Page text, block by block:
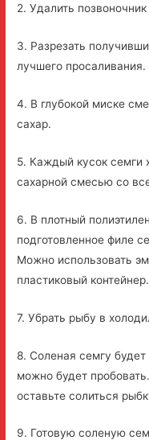
2. Удалить
3. Разрезать
лучшего
4. В глубокой миске
сахар.
5. Каждый кусок семги
сахарной смесью со
6. В плотный
подготовленное филе
Можно использовать
пластиковый контейнер.
7. Убрать рыбу в
8. Соленая семгу
можно будет
оставьте солиться
9. Готовую соленую